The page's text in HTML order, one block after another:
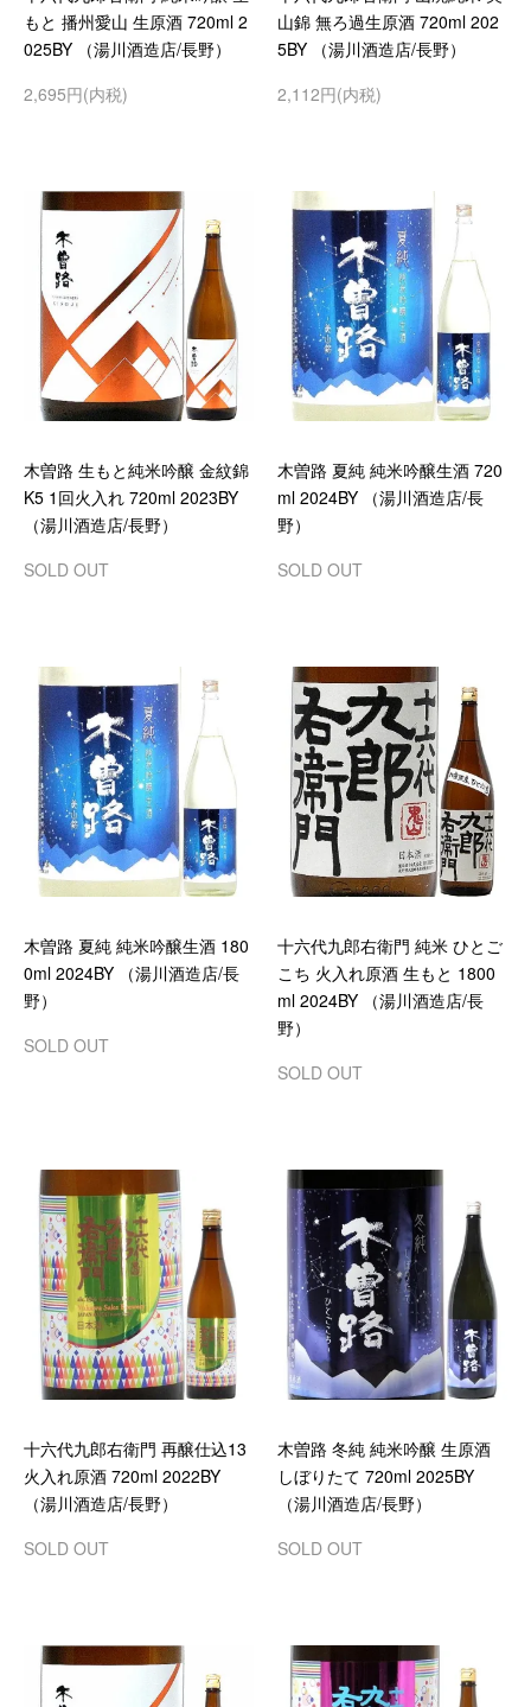
もと 播州愛山 生原酒 720ml 2
025BY （湯川酒造店/長野）
2,695円(内税)
山錦 無ろ過生原酒 720ml 202
5BY （湯川酒造店/長野）
2,112円(内税)
木曽路 生もと純米吟醸 金紋錦
K5 1回火入れ 720ml 2023BY
（湯川酒造店/長野）
SOLD OUT
木曽路 夏純 純米吟醸生酒 720
ml 2024BY （湯川酒造店/長
野）
SOLD OUT
木曽路 夏純 純米吟醸生酒 180
0ml 2024BY （湯川酒造店/長
野）
SOLD OUT
十六代九郎右衛門 純米 ひとご
こち 火入れ原酒 生もと 1800
ml 2024BY （湯川酒造店/長
野）
SOLD OUT
十六代九郎右衛門 再醸仕込13
火入れ原酒 720ml 2022BY
（湯川酒造店/長野）
SOLD OUT
木曽路 冬純 純米吟醸 生原酒
しぼりたて 720ml 2025BY
（湯川酒造店/長野）
SOLD OUT